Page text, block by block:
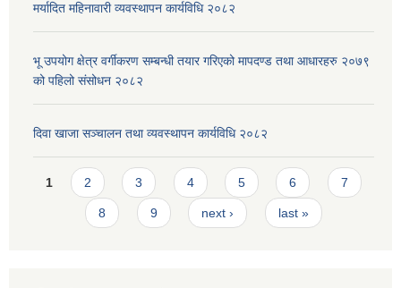
मर्यादित महिनावारी व्यवस्थापन कार्यविधि २०८२
भू उपयोग क्षेत्र वर्गीकरण सम्बन्धी तयार गरिएको मापदण्ड तथा आधारहरु २०७९
को पहिलो संसोधन २०८२
दिवा खाजा सञ्चालन तथा व्यवस्थापन कार्यविधि २०८२
Pages
1 2 3 4 5 6 7
8 9 next › last »